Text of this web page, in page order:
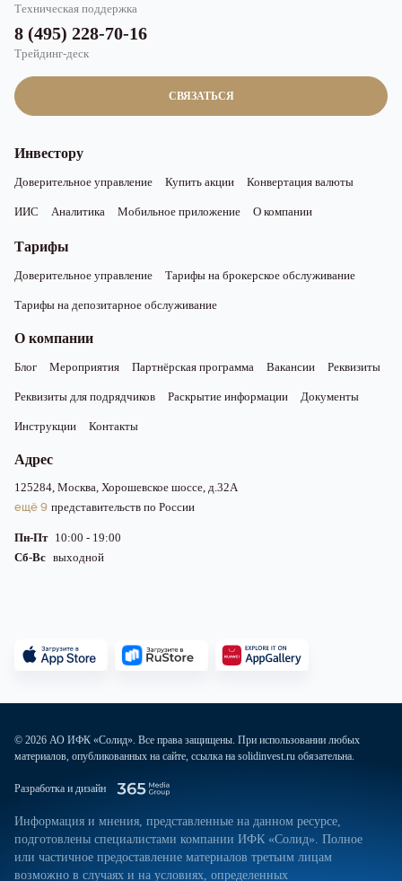
СВЯЗАТЬСЯ
Техническая поддержка
8 (495) 228-70-16
Трейдинг-деск
Инвестору
Доверительное управление Купить акции Конвертация валюты
ИИС Аналитика Мобильное приложение О компании
Тарифы
Доверительное управление Тарифы на брокерское обслуживание
Тарифы на депозитарное обслуживание
О компании
Блог Мероприятия Партнёрская программа Вакансии Реквизиты
Реквизиты для подрядчиков Раскрытие информации Документы
Инструкции Контакты
Адрес
125284, Москва, Хорошевское шоссе, д.32А
ещё 9 представительств по России
Пн-Пт 10:00 - 19:00
Сб-Вс выходной
© 2026 АО ИФК «Солид». Все права защищены. При использовании любых
материалов, опубликованных на сайте, ссылка на solidinvest.ru обязательна.
Разработка и дизайн
Информация и мнения, представленные на данном ресурсе,
подготовлены специалистами компании ИФК «Солид». Полное
или частичное предоставление материалов третьим лицам
возможно в случаях и на условиях, определенных